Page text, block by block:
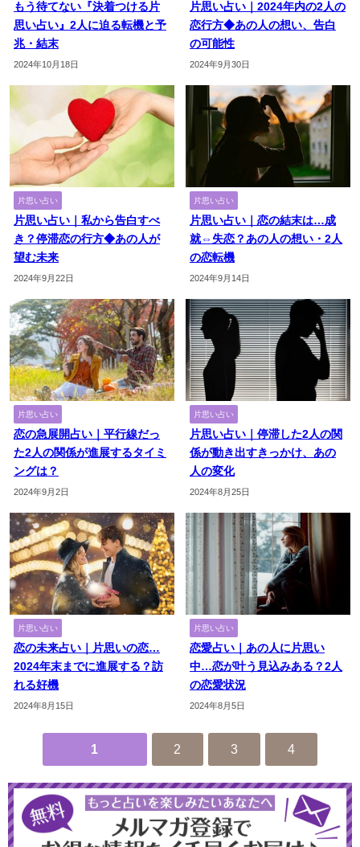
もう待てない『決着つける片
思い占い』2人に迫る転機と予
兆・結末
2024年10月18日
片思い占い｜2024年内の2人の
恋行方◆あの人の想い、告白
の可能性
2024年9月30日
片思い占い
片思い占い｜私から告白すべ
き？停滞恋の行方◆あの人が
望む未来
2024年9月22日
片思い占い
片思い占い｜恋の結末は…成
就⇔失恋？あの人の想い・2人
の恋転機
2024年9月14日
片思い占い
恋の急展開占い｜平行線だっ
た2人の関係が進展するタイミ
ングは？
2024年9月2日
片思い占い
片思い占い｜停滞した2人の関
係が動き出すきっかけ、あの
人の変化
2024年8月25日
片思い占い
恋の未来占い｜片思いの恋…
2024年末までに進展する？訪
れる好機
2024年8月15日
片思い占い
恋愛占い｜あの人に片思い
中…恋が叶う見込みある？2人
の恋愛状況
2024年8月5日
1 2 3 4